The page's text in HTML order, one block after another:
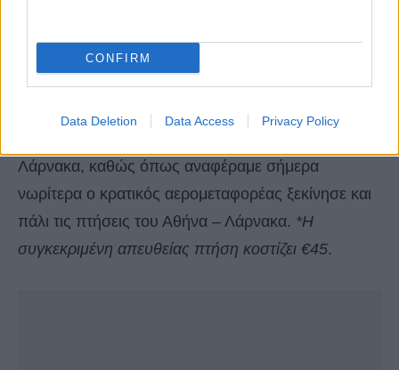
CONFIRM
Data Deletion Data Access Privacy Policy
**Στις ίδιες ημερομηνίες υπά
ρχει και απευθείας
Λάρνακα, καθώς όπως αναφέραμε σήμερα
νωρίτερα ο κρατικός αερομεταφορέας ξεκίνησε και
πάλι τις πτήσεις του Αθήνα – Λάρνακα. *Η
συγκεκριμένη απευθείας πτήση κοστίζει €45.